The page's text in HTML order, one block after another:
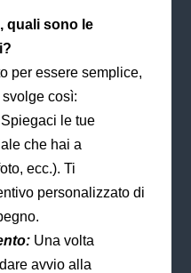
quali sono le
per essere semplice,
così:
le tue
che hai a
ecc.). Ti
personalizzato di
Una volta
avvio alla